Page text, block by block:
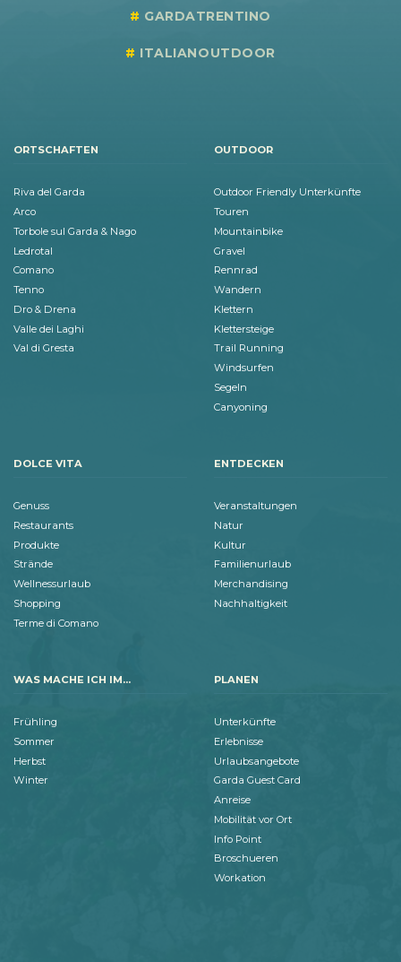
GARDATRENTINO
ITALIANOUTDOOR
ORTSCHAFTEN
Riva del Garda
Arco
Torbole sul Garda & Nago
Ledrotal
Comano
Tenno
Dro & Drena
Valle dei Laghi
Val di Gresta
OUTDOOR
Outdoor Friendly Unterkünfte
Touren
Mountainbike
Gravel
Rennrad
Wandern
Klettern
Klettersteige
Trail Running
Windsurfen
Segeln
Canyoning
DOLCE VITA
Genuss
Restaurants
Produkte
Strände
Wellnessurlaub
Shopping
Terme di Comano
ENTDECKEN
Veranstaltungen
Natur
Kultur
Familienurlaub
Merchandising
Nachhaltigkeit
WAS MACHE ICH IM...
Frühling
Sommer
Herbst
Winter
PLANEN
Unterkünfte
Erlebnisse
Urlaubsangebote
Garda Guest Card
Anreise
Mobilität vor Ort
Info Point
Broschueren
Workation